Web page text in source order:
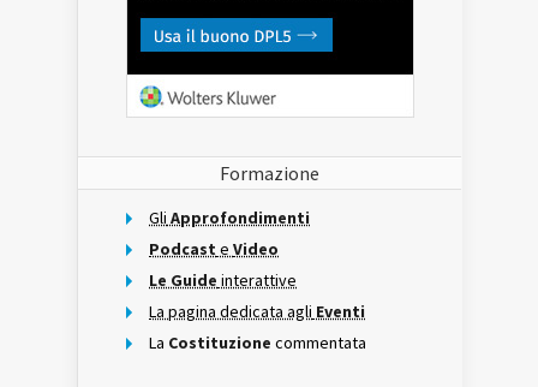
Formazione
Gli Approfondimenti
Podcast e Video
Le Guide interattive
La pagina dedicata agli Eventi
La Costituzione commentata